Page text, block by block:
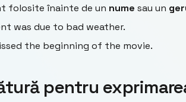
folosite înainte de un nume sau un
was due to bad weather.
the beginning of the movie.
pentru